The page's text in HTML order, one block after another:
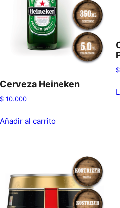
Cerveza Heineken
$ 10.000
Añadir al carrito
$